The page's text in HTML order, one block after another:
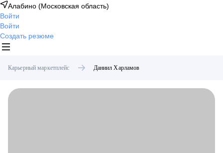
Алабино (Московская область)
Войти
Войти
Создать резюме
Карьерный маркетплейс Даниил Харламов